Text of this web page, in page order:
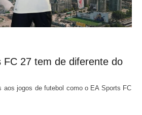
FC 27 tem de diferente do
aos jogos de futebol como o EA Sports FC